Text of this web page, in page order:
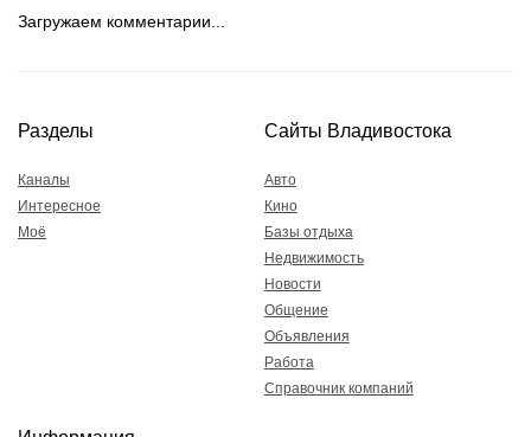
Загружаем комментарии...
Разделы
Каналы
Интересное
Моё
Сайты Владивостока
Авто
Кино
Базы отдыха
Недвижимость
Новости
Общение
Объявления
Работа
Справочник компаний